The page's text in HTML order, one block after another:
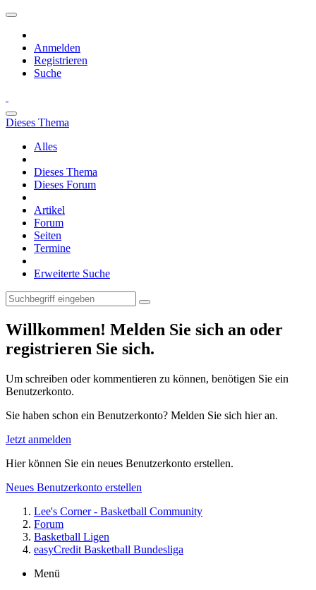
Anmelden
Registrieren
Suche
Dieses Thema
Alles
Dieses Thema
Dieses Forum
Artikel
Forum
Seiten
Termine
Erweiterte Suche
Willkommen! Melden Sie sich an oder
registrieren Sie sich.
Um schreiben oder kommentieren zu können, benötigen Sie ein
Benutzerkonto.
Sie haben schon ein Benutzerkonto? Melden Sie sich hier an.
Jetzt anmelden
Hier können Sie ein neues Benutzerkonto erstellen.
Neues Benutzerkonto erstellen
Lee's Corner - Basketball Community
Forum
Basketball Ligen
easyCredit Basketball Bundesliga
Menü